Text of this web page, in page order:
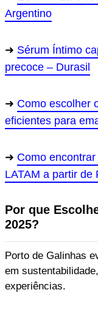
Argentino
Sérum Íntimo
precoce – Durasil
Como escolher
eficientes para
Como
LATAM a partir de
Por que
2025?
Porto de Galinhas
em
experiências.